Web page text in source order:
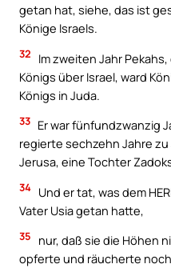
getan hat, siehe, das ist
Könige Israels.
32
Im zweiten Jahr
Königs über Israel, ward
Königs in Juda.
33 Er war fünfundzwanzig
regierte sechzehn Jahre
Jerusa, eine Tochter
34 Und er tat, was dem
Vater Usia getan hatte,
35
nur, daß sie die Höhen
opferte und räucherte